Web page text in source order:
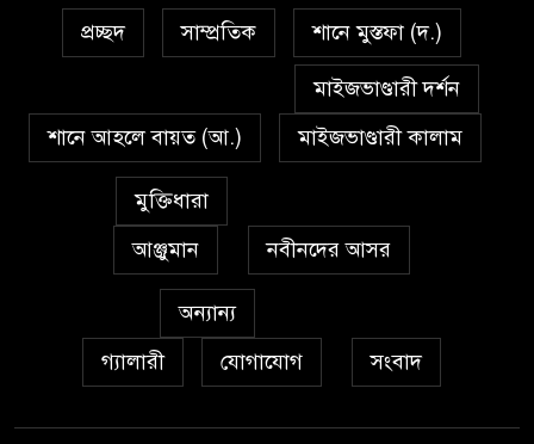
সর্বকালের সব সমস্যার সমাধানের
একমাত্র উপায় মহানবী (দঃ) আদর্শ
প্রেমাস্পদের গলি
অঞ্চল ভিত্তিক জশনে জুলূসে ঈদে
মিলাদুন্নবী এর গুরুত্ব
আইয়ূবীদের গ্রীবায় মারওয়ানী
প্রচ্ছদ সাম্প্রতিক শানে মুস্তফা (দ.)
শানে আহলে বায়ত (আ.)
মাইজভাণ্ডারী দর্শন
মাইজভাণ্ডারী কালাম
মুক্তিধারা
আঞ্জুমান
নবীনদের আসর
অন্যান্য
গ্যালারী
যোগাযোগ সংবাদ